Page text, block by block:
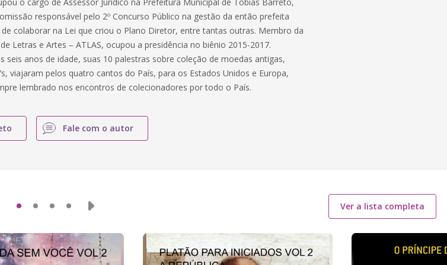
responsável pelo 2º Concurso Público na gestão da então prefeita
colaborar na Lei que criou o Plano Diretor, entre tantas outras. Membro da
Letras e Artes – ATLAS, ocupou a presidência no biênio 2015-2017.
seis anos de idade, suas 10 palestras sobre coleção de moedas antigas,
viajaram pelos quatro cantos do País, para os Estados Unidos e Europa,
lembrado nos encontros de colecionadores por todo o País.
Fale com o autor
Ver a lista completa